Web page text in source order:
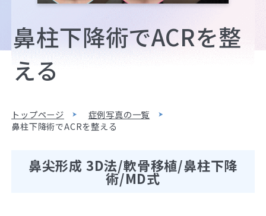
鼻柱下降術でACRを整
える
トップページ
症例写真の一覧
鼻柱下降術でACRを整える
鼻尖形成 3D法/軟骨移植/鼻柱下降
術/MD式